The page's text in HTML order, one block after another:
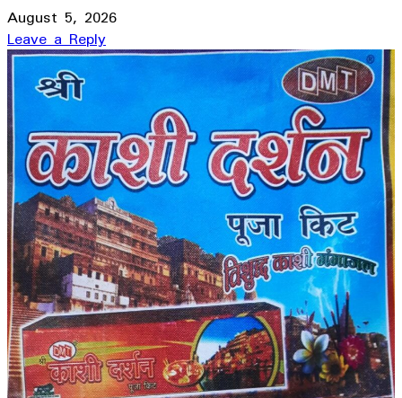
August 5, 2026
Leave a Reply